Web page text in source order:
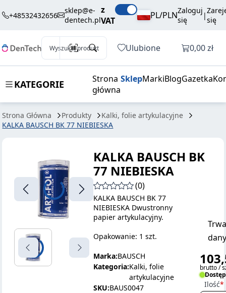
+48532432656
sklep@e-
dentech.pl
z
VAT
PL/PLNZaloguj
się
|się
Wyszukaj produkt Ulubione Otwórz
0,00 zł
KATEGORIE
Strona
główna
SklepMarkiBlogGazetka
Strona Główna Produkty
Kalki, folie artykulacyjne
KALKA BAUSCH BK 77 NIEBIESKA
BAUSCH BK 77
NIEBIESKA
brutto / szt.
KALKA BAUSCH BK
77 NIEBIESKA
(0)
KALKA BAUSCH BK 77
NIEBIESKA Dwustronny
papier artykulacyjny.
Opakowanie: 1 szt.
Marka:BAUSCH
Kategoria:Kalki, folie
artykulacyjne
SKU:BAUS0047
brutto /
Ilość